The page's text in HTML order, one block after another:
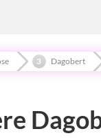
Dagobert